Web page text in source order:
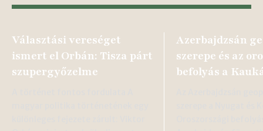
Választási vereséget
ismert el Orbán: Tisza párt
szupergyőzelme
Azerbajdzsán
szerepe és az
befolyás a